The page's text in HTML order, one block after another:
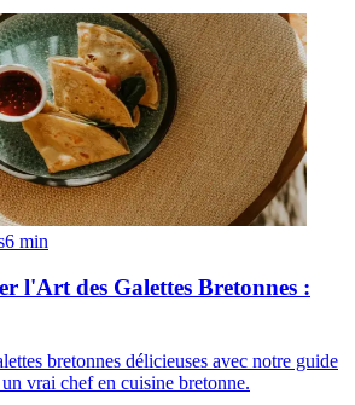
6 min
l'Art des Galettes Bretonnes :
bretonnes délicieuses avec notre guide
vrai chef en cuisine bretonne.